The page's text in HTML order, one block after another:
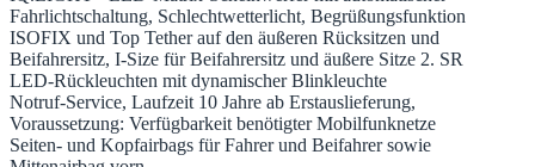
Fahrlichtschaltung, Schlechtwetterlicht, Begrüßungsfunktion
ISOFIX und Top Tether auf den äußeren Rücksitzen und
Beifahrersitz, I-Size für Beifahrersitz und äußere Sitze 2. SR
LED-Rückleuchten mit dynamischer Blinkleuchte
Notruf-Service, Laufzeit 10 Jahre ab Erstauslieferung,
Voraussetzung: Verfügbarkeit benötigter Mobilfunknetze
Seiten- und Kopfairbags für Fahrer und Beifahrer sowie